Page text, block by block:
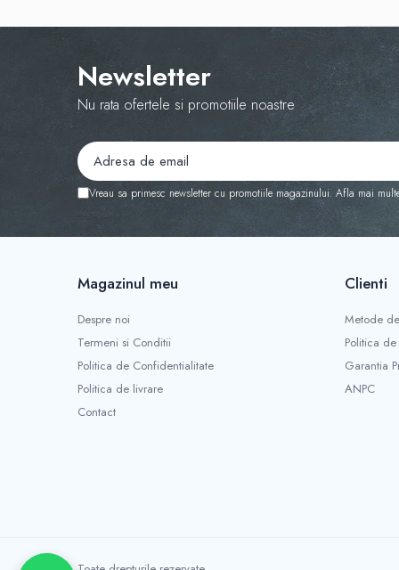
Newsletter
Nu rata ofertele si promotiile noastre
Vreau sa primesc newsletter cu promotiile magazinului. Afla mai
Magazinul meu
Despre noi
Termeni si Conditii
Politica de Confidentialitate
Politica de livrare
Contact
Clienti
Metode
Politica de
Garantia
ANPC